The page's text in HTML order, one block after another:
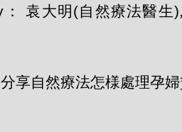
袁大明(自然療法醫生
享自然療法怎様處理孕